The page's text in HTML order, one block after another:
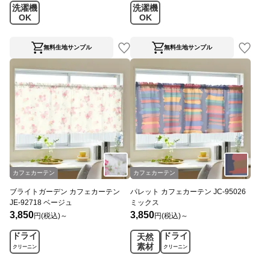
洗濯機
OK
無料生地サンプル
洗濯機
OK
無料生地サンプル
カフェカーテン
ブライトガーデン カフェカーテン
JE-92718 ベージュ
3,850円(税込)～
ドライ
クリーニン
カフェカーテン
パレット カフェカーテン JC-95026
ミックス
3,850円(税込)～
天然
素材
ドライ
クリーニン